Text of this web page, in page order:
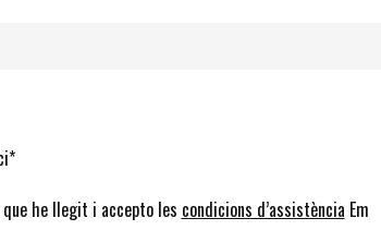
que he llegit i accepto les condicions d’assistència Em